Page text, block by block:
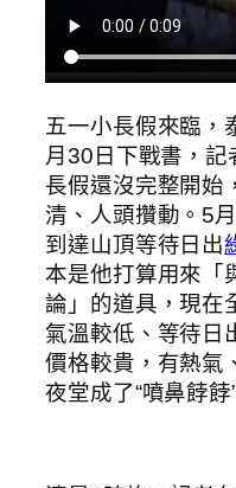
五一小長假來臨，
月30日下戰書，記
長假還沒完整開始
清、人頭攢動。5
到達山頂等待日出
本是他打算用來「
論」的道具，現在
氣溫較低、等待日
價格較貴，有熱氣
夜堂成了“噴鼻餑餑